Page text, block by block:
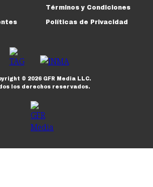
Términos y Condiciones
Políticas de Privacidad
© 2026GFR Media LLC.
los derechos reservados.